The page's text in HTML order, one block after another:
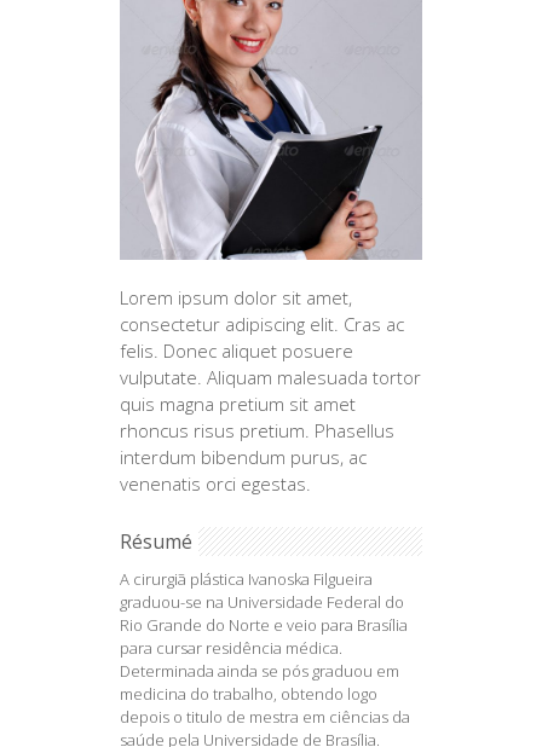
Lorem ipsum dolor sit amet,
consectetur adipiscing elit. Cras ac
felis. Donec aliquet posuere
vulputate. Aliquam malesuada tortor
quis magna pretium sit amet
rhoncus risus pretium. Phasellus
interdum bibendum purus, ac
venenatis orci egestas.
Résumé
A cirurgiã plástica Ivanoska Filgueira
graduou-se na Universidade Federal do
Rio Grande do Norte e veio para Brasília
para cursar residência médica.
Determinada ainda se pós graduou em
medicina do trabalho, obtendo logo
depois o titulo de mestra em ciências da
saúde pela Universidade de Brasília.